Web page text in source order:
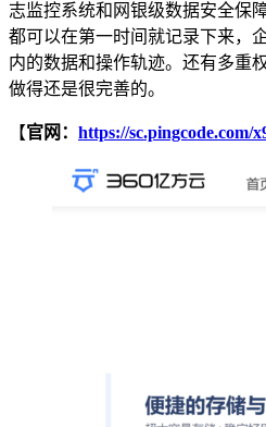
志监控系统和网银级数据安全保
都可以在第一时间就记录下来，
内的数据和操作轨迹。还有多重
做得还是很完善的。
【官网： https://sc.pingcode.com/